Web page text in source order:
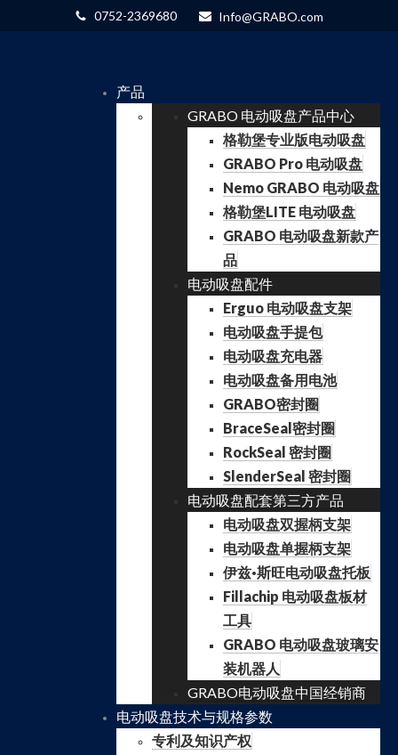
0752-2369680 Info@GRABO.com
产品
GRABO 电动吸盘产品中心
格勒堡专业版电动吸盘
GRABO Pro 电动吸盘
Nemo GRABO 电动吸盘
格勒堡LITE 电动吸盘
GRABO 电动吸盘新款产
品
电动吸盘配件
Erguo 电动吸盘支架
电动吸盘手提包
电动吸盘充电器
电动吸盘备用电池
GRABO密封圈
BraceSeal密封圈
RockSeal 密封圈
SlenderSeal 密封圈
电动吸盘配套第三方产品
电动吸盘双握柄支架
电动吸盘单握柄支架
伊兹·斯旺电动吸盘托板
Fillachip 电动吸盘板材
工具
GRABO 电动吸盘玻璃安
装机器人
GRABO电动吸盘中国经销商
电动吸盘技术与规格参数
专利及知识产权